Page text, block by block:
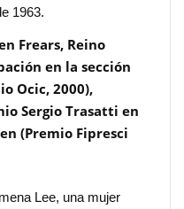
1963.
Frears, Reino
en la sección
Ocic, 2000),
Sergio Trasatti en
(Premio Fipresci
Lee, una mujer